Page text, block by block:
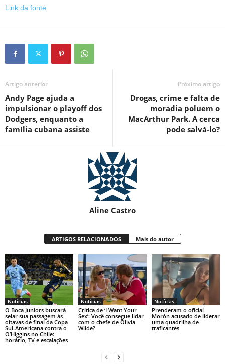
Link da fonte
Artigo anterior
Andy Page ajuda a
impulsionar o playoff dos
Dodgers, enquanto a
família cubana assiste
Próximo artigo
Drogas, crime e falta de
moradia poluem o
MacArthur Park. A cerca
pode salvá-lo?
Aline Castro
ARTIGOS RELACIONADOS Mais do autor
Notícias
O Boca Juniors buscará
selar sua passagem às
oitavas de final da Copa
Sul-Americana contra o
O’Higgins no Chile:
horário, TV e escalações
Notícias
Crítica de ‘I Want Your
Sex’: Você consegue lidar
com o chefe de Olivia
Wilde?
Notícias
Prenderam o oficial
Morón acusado de liderar
uma quadrilha de
traficantes